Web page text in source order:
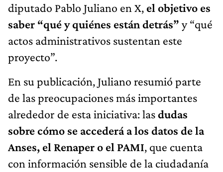
diputado Pablo Juliano en X, el objetivo es
saber “qué y quiénes están detrás” y “qué
actos administrativos sustentan este
proyecto”.
En su publicación, Juliano resumió parte
de las preocupaciones más importantes
alrededor de esta iniciativa: lasdudas
sobre cómo se accederá a los datos de la
Anses, el Renaper o el PAMI, que cuenta
con información sensible de la ciudadanía